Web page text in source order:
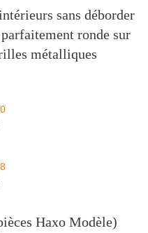
sans déborder
ronde sur
métalliques
Haxo Modèle)